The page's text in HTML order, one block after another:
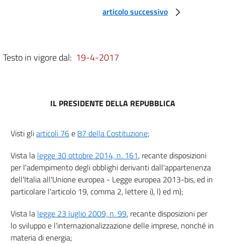
articolo successivo
Testo in vigore dal: 19-4-2017
IL PRESIDENTE DELLA REPUBBLICA
Visti gliarticoli 76e87 della Costituzione;
Vista la legge 30 ottobre 2014, n. 161, recante disposizioni
per l'adempimento degli obblighi derivanti dall'appartenenza
dell'Italia all'Unione europea - Legge europea 2013-bis, ed in
particolare l'articolo 19, comma 2, lettere i), l) ed m);
Vista la legge 23 luglio 2009, n. 99, recante disposizioni per
lo sviluppo e l'internazionalizzazione delle imprese, nonché in
materia di energia;